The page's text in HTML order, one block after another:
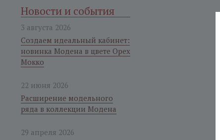
Новости и события
3 августа 2026
Создаем идеальный кабинет:
новинка Модена в цвете Орех
Мокко
22 июня 2026
Расширение модельного
ряда в коллекции Модена
29 апреля 2026